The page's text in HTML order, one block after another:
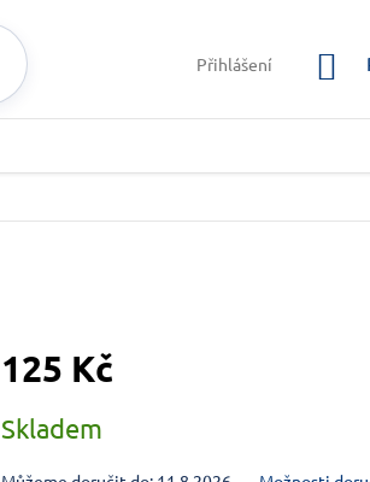
Přihlášení
125 Kč
Skladem